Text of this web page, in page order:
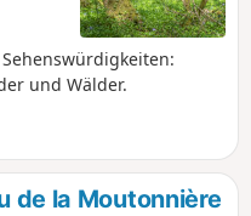
und Wälder.
de la Moutonnière